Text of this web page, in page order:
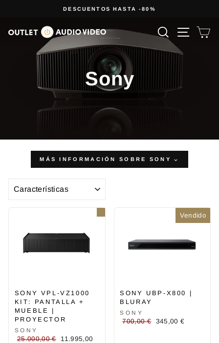
contenido
pausa
DESCUENTOS HASTA -80%
Buscar
Sony
MÁS INFORMACIÓN SOBRE SONY ⌵
SONY VPL-VZ1000
KIT: PANTALLA +
MUEBLE |
PROYECTOR
SONY
Precio
25.000,00 €
Precio
11.995,00
Vendido
SONY UBP-X800 |
BLURAY
SONY
Precio
700,00 €
Precio
345,00 €